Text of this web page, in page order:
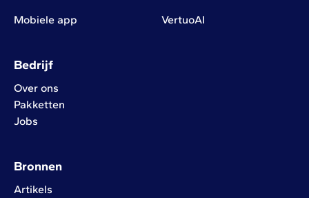
Mobiele app VertuoAI
Bedrijf
Over ons
Pakketten
Jobs
Bronnen
Artikels